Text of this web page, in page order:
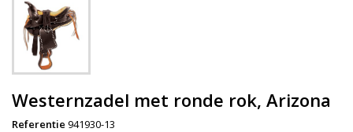
Westernzadel met ronde rok, Arizona
Referentie 941930-13